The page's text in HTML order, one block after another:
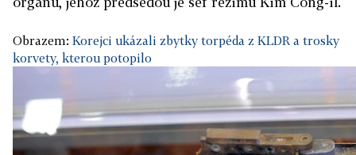
Obrazem: Korejci ukázali zbytky torpéda z KLDR a trosky
korvety, kterou potopilo